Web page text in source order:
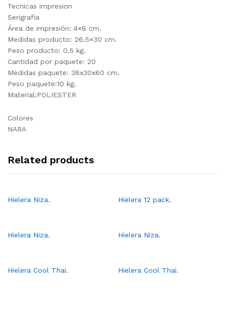
Tecnicas impresion
Serigrafía
Área de impresión: 4×8 cm.
Medidas producto: 26.5×30 cm.
Peso producto: 0.5 kg.
Cantidad por paquete: 20
Medidas paquete: 38x30x60 cm.
Peso paquete:10 kg.
Material:POLIESTER
Colores
NARA
Related products
Hielera Niza. Hielera 12 pack.
Hielera Niza. Hielera Niza.
Hielera Cool Thai. Hielera Cool Thai.